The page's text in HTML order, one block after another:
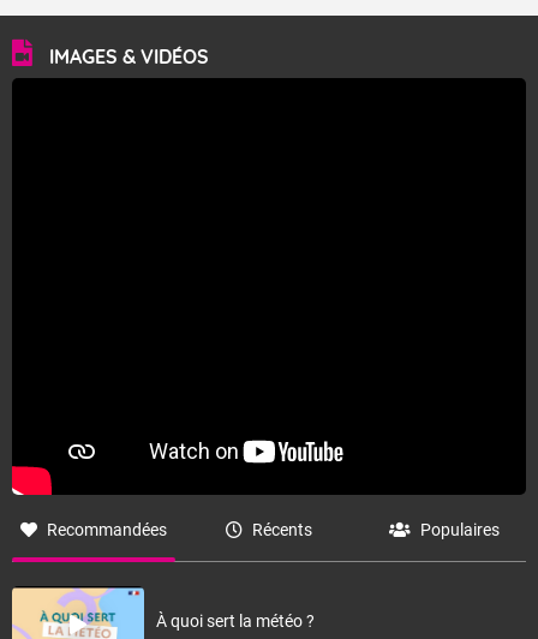
IMAGES & VIDÉOS
Recommandées Récents Populaires
À quoi sert la météo ?